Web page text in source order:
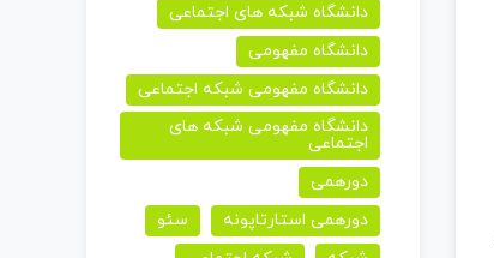
دانشگاه شبکه های اجتماعی
دانشگاه مفهومی
دانشگاه مفهومی شبکه اجتماعی
دانشگاه مفهومی شبکه های
اجتماعی
دورهمی
دورهمی استارتاپونه
سئو